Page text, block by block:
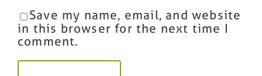
Save my name, email, and website
in this browser for the next time I
comment.